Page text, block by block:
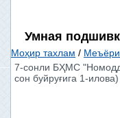
Умная
Моҳир тахлам /
7-сонли БҲМС
сон буйруғига 1-илова)